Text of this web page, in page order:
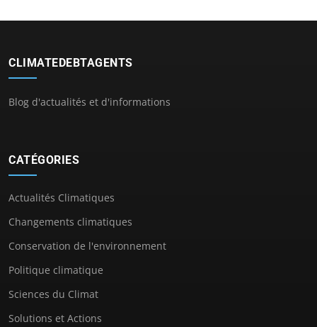
CLIMATEDEBTAGENTS
Blog d'actualités et d'informations
CATÉGORIES
Actualités Climatiques
Changements climatiques
Conservation de l'environnement
Politique climatique
Sciences du Climat
Solutions et Actions